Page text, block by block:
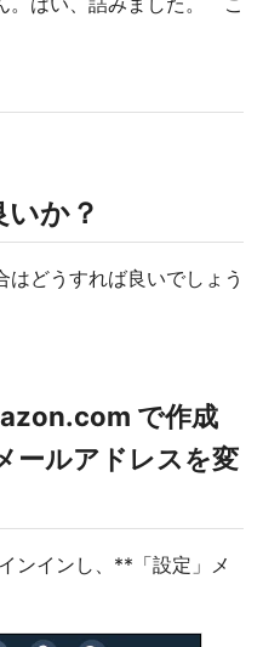
か？
はどうすれば良いでしょう
で作成
ールアドレスを変
ンインし、**「設定」メ